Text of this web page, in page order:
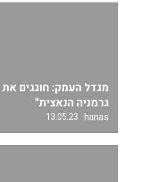
מגדל העמק: חוגגים את
גרמניה הנאצית"
hanas
13.05.23